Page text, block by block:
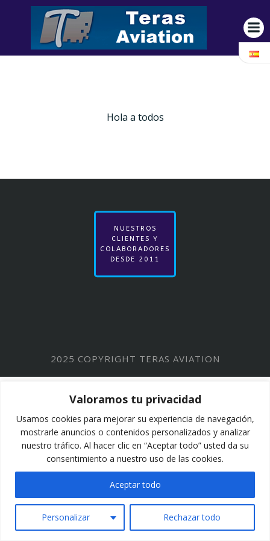
Valoramos tu privacidad
Usamos cookies para mejorar su experiencia de navegación,
mostrarle anuncios o contenidos personalizados y analizar
nuestro tráfico. Al hacer clic en “Aceptar todo” usted da su
consentimiento a nuestro uso de las cookies.
Personalizar Rechazar todo
Aceptar todo
Saltar
al
contenido
Hola a todos
NUESTROS
CLIENTES Y
COLABORADORES
DESDE 2011
2025 COPYRIGHT TERAS AVIATION